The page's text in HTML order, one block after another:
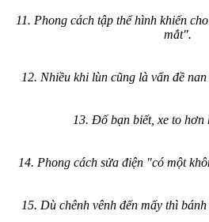
11. Phong cách tập thể hình khiến
mắt".
12. Nhiều khi lùn cũng là vấn đề
13. Đố bạn biết, xe to hơn
14. Phong cách sửa điện "có một
15. Dù chênh vênh đến mấy thì